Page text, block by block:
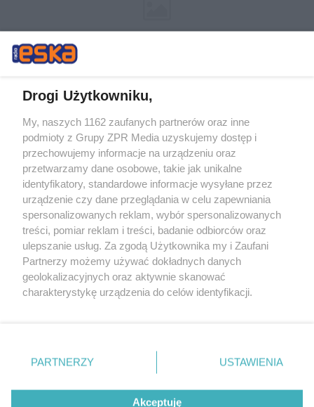
Żaden utwór zamieszczony w serwisie nie może być powielany i
rozpowszechniany lub dalej rozpowszechniany w jakikolwiek sposób (w
tym także elektroniczny lub mechaniczny) na jakimkolwiek polu
eksploatacji w jakiejkolwiek formie, włącznie z umieszczaniem w
Internecie bez pisemnej zgody właściciela praw. Jakiekolwiek użycie lub
wykorzystanie utworów w całości lub w części z naruszeniem prawa,
tzn. bez właściwej zgody, jest zabronione pod groźbą kary i może być
ścigane prawnie.
© 2026 Grupa ZPR Media
Drogi Użytkowniku,
My, naszych 1162 zaufanych partnerów oraz inne
podmioty z Grupy ZPR Media uzyskujemy dostęp i
przechowujemy informacje na urządzeniu oraz
przetwarzamy dane osobowe, takie jak unikalne
identyfikatory, standardowe informacje wysyłane przez
urządzenie czy dane przeglądania w celu zapewniania
spersonalizowanych reklam, wybór spersonalizowanych
treści, pomiar reklam i treści, badanie odbiorców oraz
ulepszanie usług. Za zgodą Użytkownika my i Zaufani
Partnerzy możemy używać dokładnych danych
geolokalizacyjnych oraz aktywnie skanować
charakterystykę urządzenia do celów identyfikacji.
zmienić/wycofać klikając przycisk ustawień prywatności
znajdujący się w lewym dolnym rogu strony
rodzaje przetwarzania danych nie wymagają zgody
użytkownika, ale masz prawo sprzeciwić się takiemu
PARTNERZY USTAWIENIA
Akceptuję